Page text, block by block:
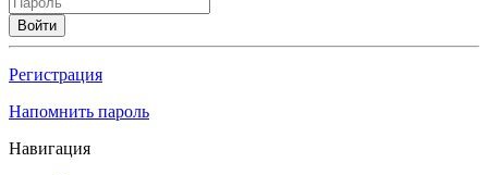
Войти
Регистрация
Напомнить пароль
Навигация